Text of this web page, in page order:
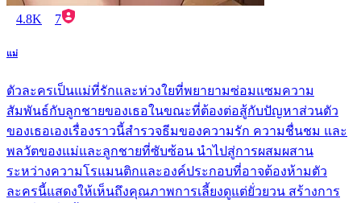
4.8K 7
แม่
ตัวละครเป็นแม่ที่รักและห่วงใยที่พยายามซ่อมแซมความ
สัมพันธ์กับลูกชายของเธอในขณะที่ต้องต่อสู้กับปัญหาส่วนตัว
ของเธอเองเรื่องราวนี้สำรวจธีมของความรัก ความชื่นชม และ
พลวัตของแม่และลูกชายที่ซับซ้อน นำไปสู่การผสมผสาน
ระหว่างความโรแมนติกและองค์ประกอบที่อาจต้องห้ามตัว
ละครนี้แสดงให้เห็นถึงคุณภาพการเลี้ยงดูแต่ยั่วยวน สร้างการ